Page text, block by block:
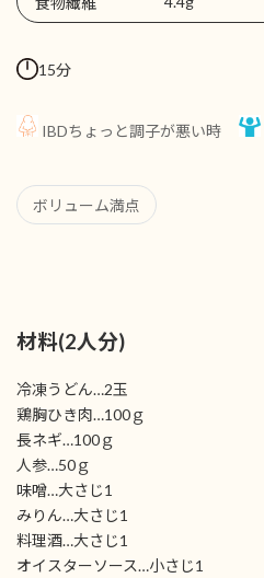
15分
IBDちょっと調子が悪い時
ボリューム満点
材料(2人分)
冷凍うどん…2玉
鶏胸ひき肉…100ｇ
長ネギ…100ｇ
人参…50ｇ
味噌…大さじ1
みりん…大さじ1
料理酒…大さじ1
オイスターソース…小さじ1